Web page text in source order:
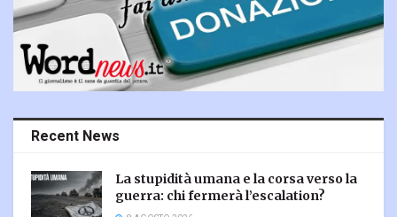
Recent News
La stupidità umana e la corsa verso la
guerra: chi fermerà l’escalation?